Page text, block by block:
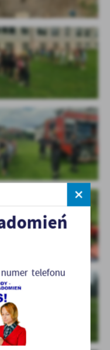
telefonu